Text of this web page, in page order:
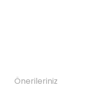
Önerileriniz